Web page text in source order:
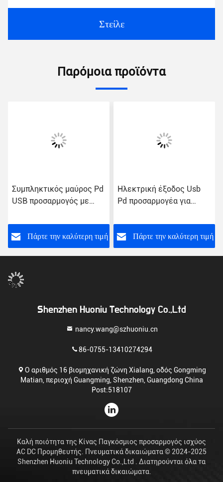
Στείλε
Παρόμοια προϊόντα
Συμπληκτικός μαύρος Pd
USB προσαρμογός με
βραχυκύκλωμα 18W
Πάρτε την καλύτερη τιμή
Ηλεκτρική έξοδος Usb
Pd προσαρμογέα για
επιτρέπουν PD ελαφρύ
30W μαύρο προσαρμογέα
ασφάλειας
Πάρτε την καλύτερη τιμή
Shenzhen Huoniu Technology Co.,Ltd
nancy.wang@szhuoniu.cn
86-0755-13410274294
Ο αριθμός 16 βιομηχανική ζώνη Xialang, οδός Gongming
Matian, περιοχή Guangming, Shenzhen, Guangdong China
Post:518107
Καλή ποιότητα της Κίνας Παγκόσμιος προσαρμογός ισχύος
AC DC Προμηθευτής. Πνευματικά δικαιώματα © 2024-2025
Shenzhen Huoniu Technology Co.,Ltd . Διατηρούνται όλα τα
πνευματικά δικαιώματα.